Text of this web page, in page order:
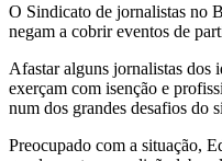
O Sindicato de jornalistas no
negam a cobrir eventos de
Afastar alguns jornalistas dos
exerçam com isenção e
num dos grandes desafios do
Preocupado com a situação,